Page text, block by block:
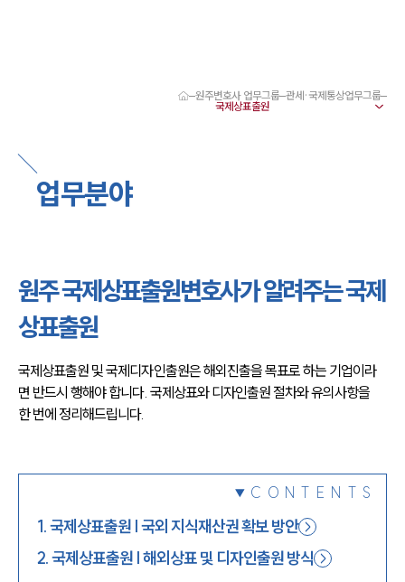
원주형사전문변호사
원주이혼전문변호사
원주학교폭력변호사
원주 분사무소 오시는 길
원주변호사상담 상담접수
채용정보
원주변호사 업무그룹 관세·국제통상업무그룹
업무분야
원주 국제상표출원변호사가 알려주는 국제
상표출원
국제상표출원 및 국제디자인출원은 해외진출을 목표로 하는 기업이라
면 반드시 행해야 합니다. 국제상표와 디자인출원 절차와 유의사항을
한 번에 정리해드립니다.
CONTENTS
1.국제상표출원 | 국외 지식재산권 확보 방안
2.국제상표출원 | 해외상표 및 디자인출원 방식